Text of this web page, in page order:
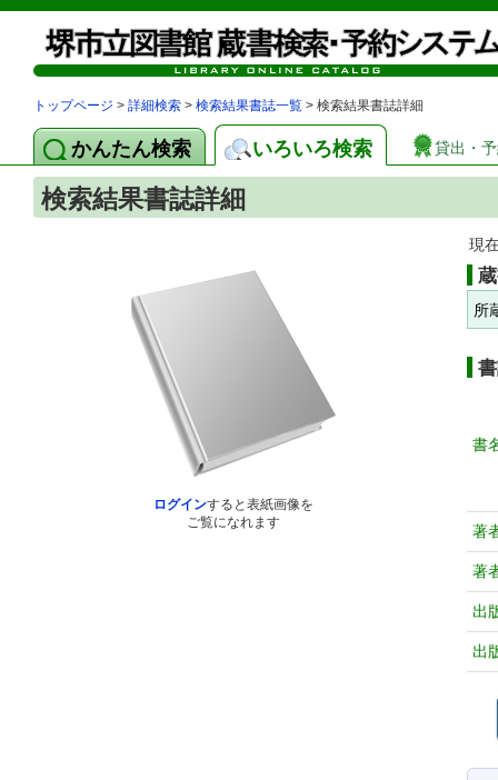
トップページ > 詳細検索 > 検索結果書誌一覧 > 検索結果書誌詳細
かんたん検索 いろいろ検索 貸出・
検索結果書誌詳細
ログインすると表紙画像を
ご覧になれます
現
所
書
著
著
出
出